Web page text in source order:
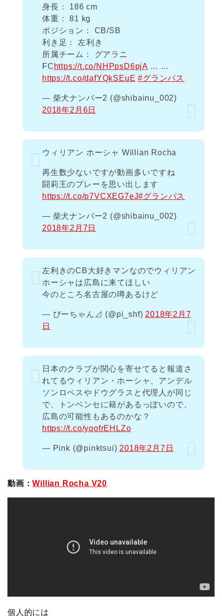
身長： 186 cm
体重： 81 kg
ポジション： CB/SB
利き足： 左利き
所属チーム： グアラニ
FC https://t.co/NHPpsD6pjA … …
https://t.co/dafYQkSEuE #グランパス
— 柴犬ナンバー2 (@shibainu_002)
2018年2月6日
ウィリアン ホーシャ Willian Rocha
再生数少ないですが動画多いですね
闘莉王のプレーを思い出します
https://t.co/p7VCXEG7eJ#グランパス
— 柴犬ナンバー2 (@shibainu_002)
2018年2月7日
左利きのCB大好きマンなのでウィリアン
ホーシャは広島に来てほしい
今のところ名古屋の噂あるけど
— ぴーちゃん⊿ (@pi_shf) 2018年2月7
日
日本のクラブが関心を寄せてると報道さ
れてるウィリアン・ホーシャ、アンデル
ソンロペスやドウグラスと代理人が同じ
で、トンベンセに籍があるっぽいので、
広島の可能性もあるのかな？
https://t.co/yqofrEHLZo
— Pink (@pinktsui) 2018年2月7日
動画：Willian Rocha V20
個人的には